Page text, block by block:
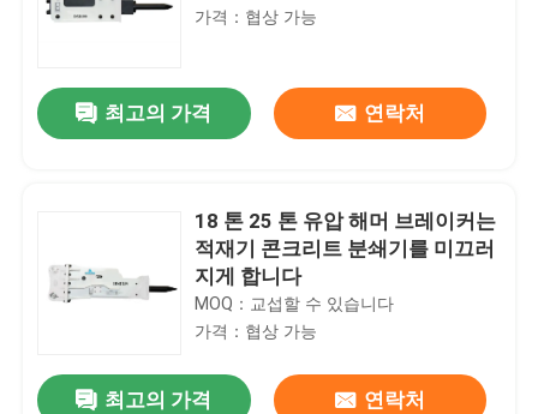
가격：협상 가능
최고의 가격 연락처
18 톤 25 톤 유압 해머 브레이커는
적재기 콘크리트 분쇄기를 미끄러
지게 합니다
MOQ：교섭할 수 있습니다
가격：협상 가능
최고의 가격 연락처